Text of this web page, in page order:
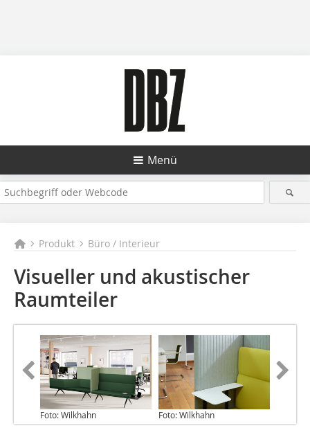
Menü
Produkt Büro / Interieur
Visueller und akustischer
Raumteiler
Foto: Wilkhahn Foto: Wilkhahn